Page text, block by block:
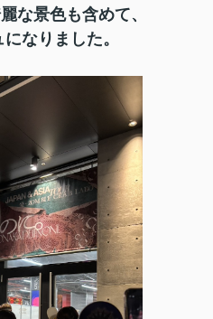
な景色も含めて、
なりました。